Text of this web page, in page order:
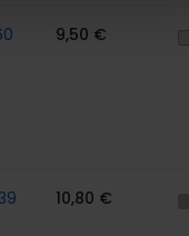
9,50 €
10,80 €